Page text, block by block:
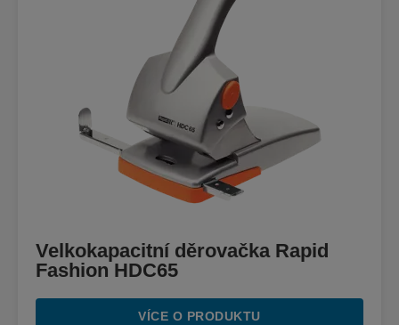
Velkokapacitní děrovačka Rapid
Fashion HDC65
VÍCE O PRODUKTU